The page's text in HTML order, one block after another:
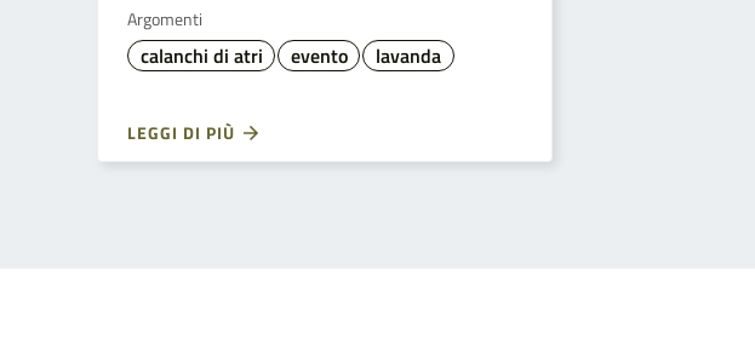
Argomenti
calanchi di atri evento lavanda
LEGGI DI PIÙ